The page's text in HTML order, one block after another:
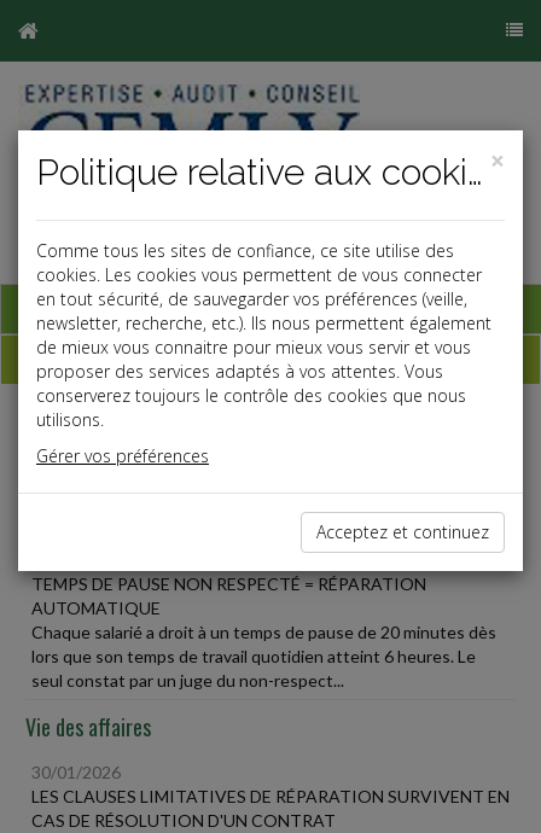
Base documentaire
Dépêches
Liste des dernières dépêches
TEMPS DE PAUSE NON RESPECTÉ = RÉPARATION
AUTOMATIQUE
Chaque salarié a droit à un temps de pause de 20 minutes dès
lors que son temps de travail quotidien atteint 6 heures. Le
seul constat par un juge du non-respect...
Vie des affaires
30/01/2026
LES CLAUSES LIMITATIVES DE RÉPARATION SURVIVENT EN
CAS DE RÉSOLUTION D'UN CONTRAT
×
Politique relative aux cookies
Comme tous les sites de confiance, ce site utilise des
cookies. Les cookies vous permettent de vous connecter
en tout sécurité, de sauvegarder vos préférences (veille,
newsletter, recherche, etc.). Ils nous permettent également
de mieux vous connaitre pour mieux vous servir et vous
proposer des services adaptés à vos attentes. Vous
conserverez toujours le contrôle des cookies que nous
utilisons.
Gérer vos préférences
Acceptez et continuez